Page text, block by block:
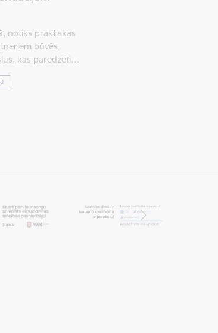
notiks praktiskas
būvēs
kas paredzēti…